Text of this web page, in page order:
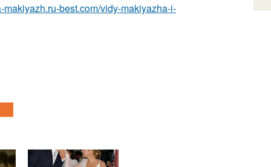
makiyazh.ru-best.com/vidy-makiyazha-i-